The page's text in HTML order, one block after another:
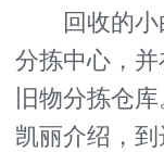
回收的小
分拣中心，
旧物分拣仓
凯丽介绍，